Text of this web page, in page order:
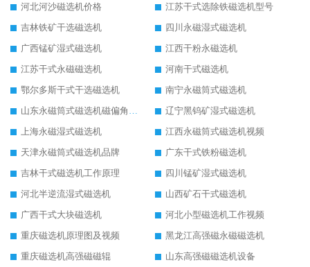
河北河沙磁选机价格
江苏干式选除铁磁选机型号
吉林铁矿干选磁选机
四川永磁湿式磁选机
广西锰矿湿式磁选机
江西干粉永磁选机
江苏干式永磁磁选机
河南干式磁选机
鄂尔多斯干式干选磁选机
南宁永磁筒式磁选机
山东永磁筒式磁选机磁偏角怎么调整
辽宁黑钨矿湿式磁选机
上海永磁湿式磁选机
江西永磁筒式磁选机视频
天津永磁筒式磁选机品牌
广东干式铁粉磁选机
吉林干式磁选机工作原理
四川锰矿湿式磁选机
河北半逆流湿式磁选机
山西矿石干式磁选机
广西干式大块磁选机
河北小型磁选机工作视频
重庆磁选机原理图及视频
黑龙江高强磁永磁磁选机
重庆磁选机高强磁磁辊
山东高强磁磁选机设备